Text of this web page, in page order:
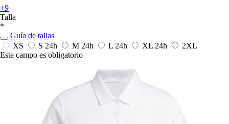
+9
Talla
*
Guía de tallas
XS
S 24h M 24h L 24h XL 24h
2XL
Este campo es obligatorio